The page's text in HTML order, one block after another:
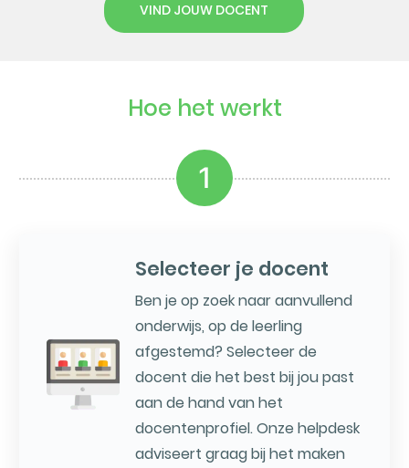
VIND JOUW DOCENT
Hoe het werkt
1
Selecteer je docent
Ben je op zoek naar aanvullend
onderwijs, op de leerling
afgestemd? Selecteer de
docent die het best bij jou past
aan de hand van het
docentenprofiel. Onze helpdesk
adviseert graag bij het maken